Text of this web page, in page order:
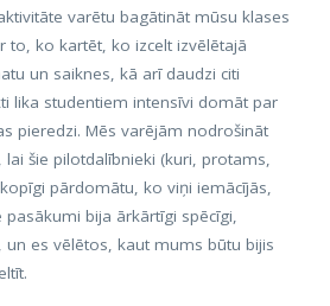
varētu bagātināt mūsu klases
to, ko kartēt, ko izcelt izvēlētajā
un saiknes, kā arī daudzi citi
lika studentiem intensīvi domāt par
pieredzi. Mēs varējām nodrošināt
lai šie pilotdalībnieki (kuri, protams,
pārdomātu, ko viņi iemācījās,
bija ārkārtīgi spēcīgi,
un es vēlētos, kaut mums būtu bijis